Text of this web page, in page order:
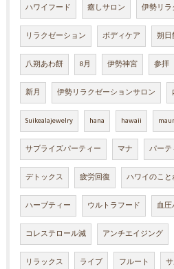
ハワイフード 癒しサロン 伊勢リラ
リラクゼーション ボディケア 朔日
八朔あわ餅 8月 伊勢神宮 参拝
新月 伊勢リラクゼーションサロン
Suikealajewelry hana hawaii
サプライズパーティー マナ パーテ
デトックス 疲労回復 ハワイのこ
ハーブティー ウルトラフード 血圧
コレステロール減 アンチエイジング
リラックス ライブ フルート